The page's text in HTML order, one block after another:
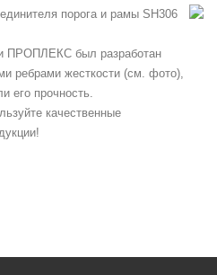
порога и рамы SH306
ПРОПЛЕКС был разработан
ребрами жесткости (см. фото),
его прочность.
качественные